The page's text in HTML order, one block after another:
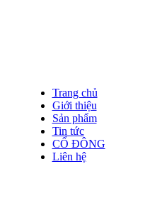
Trang chủ
Giới thiệu
Sản phẩm
Tin tức
CỔ ĐÔNG
Liên hệ